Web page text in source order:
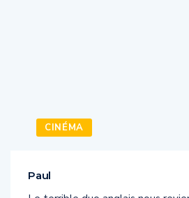
CINÉMA
Paul